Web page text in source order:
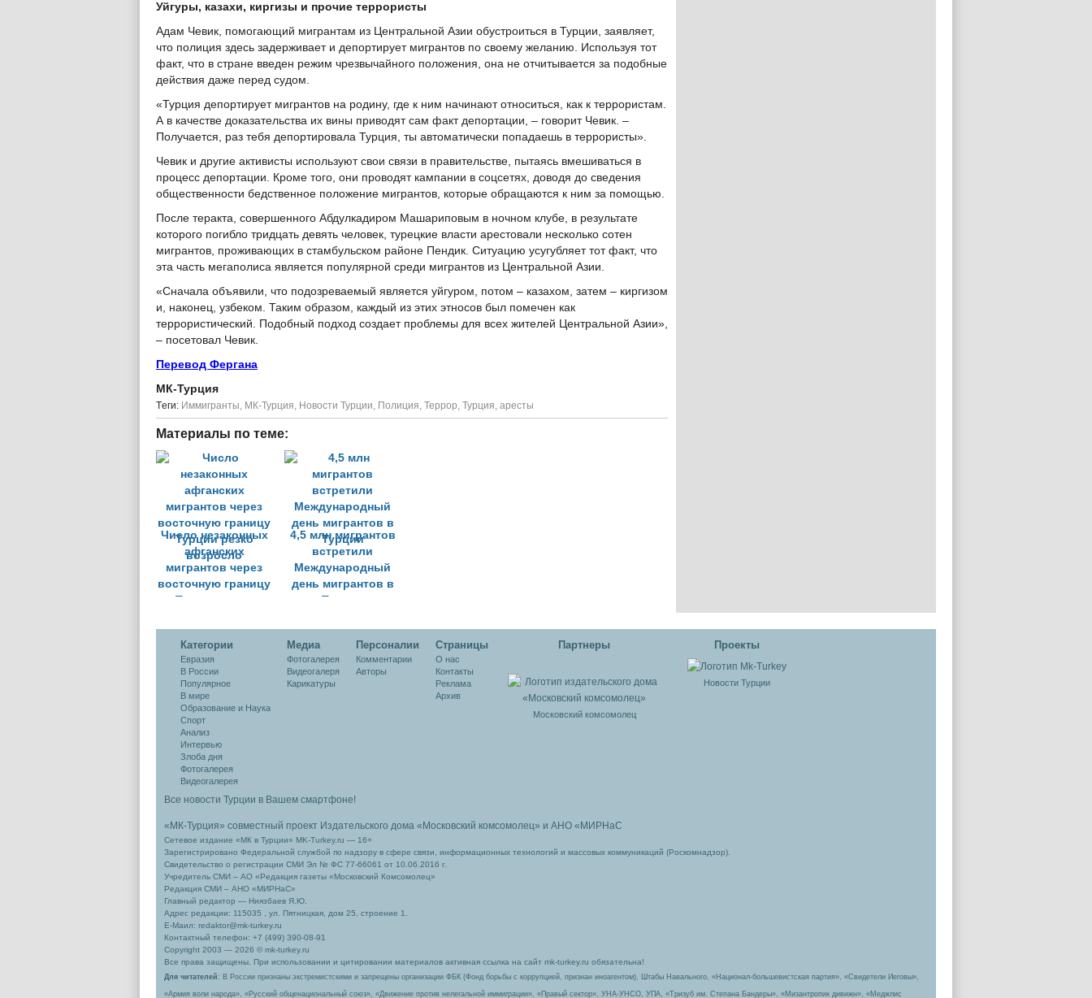
Уйгуры, казахи, киргизы и прочие террористы
Адам Чевик, помогающий мигрантам из Центральной Азии обустроиться в Турции, заявляет,
что полиция здесь задерживает и депортирует мигрантов по своему желанию. Используя тот
факт, что в стране введен режим чрезвычайного положения, она не отчитывается за подобные
действия даже перед судом.
«Турция депортирует мигрантов на родину, где к ним начинают относиться, как к террористам.
А в качестве доказательства их вины приводят сам факт депортации, – говорит Чевик. –
Получается, раз тебя депортировала Турция, ты автоматически попадаешь в террористы».
Чевик и другие активисты используют свои связи в правительстве, пытаясь вмешиваться в
процесс депортации. Кроме того, они проводят кампании в соцсетях, доводя до сведения
общественности бедственное положение мигрантов, которые обращаются к ним за помощью.
После теракта, совершенного Абдулкадиром Машариповым в ночном клубе, в результате
которого погибло тридцать девять человек, турецкие власти арестовали несколько сотен
мигрантов, проживающих в стамбульском районе Пендик. Ситуацию усугубляет тот факт, что
эта часть мегаполиса является популярной среди мигрантов из Центральной Азии.
«Сначала объявили, что подозреваемый является уйгуром, потом – казахом, затем – киргизом
и, наконец, узбеком. Таким образом, каждый из этих этносов был помечен как
террористический. Подобный подход создает проблемы для всех жителей Центральной Азии»,
– посетовал Чевик.
Перевод Фергана
МК-Турция
Tеги: Иммигранты, МК-Турция, Новости Турции, Полиция, Террор, Турция, аресты
Материалы по теме:
Число незаконных
афганских
мигрантов через
восточную границу
Турции резко
4,5 млн мигрантов
встретили
Международный
день мигрантов в
Турции
Категории
Евразия
В России
Популярное
В мире
Образование и Наука
Спорт
Анализ
Интервью
Злоба дня
Фотогалерея
Видеогалерея
Медиа
Фотогалерея
Видеогалеря
Карикатуры
Персоналии
Комментарии
Авторы
Cтраницы
О нас
Контакты
Реклама
Архив
Партнеры
Московский комсомолец
Проекты
Новости Турции
Все новости Турции в Вашем смартфоне!
«МК-Турция» совместный проект Издательского дома «Московский комсомолец» и АНО «МИРНаС
Сетевое издание «МК в Турции» MK-Turkey.ru — 16+
Зарегистрировано Федеральной службой по надзору в сфере связи, информационных технологий и массовых коммуникаций (Роскомнадзор).
Свидетельство о регистрации СМИ Эл № ФС 77-66061 от 10.06.2016 г.
Учредитель СМИ – АО «Редакция газеты «Московский Комсомолец»
Редакция СМИ – АНО «МИРНаС»
Главный редактор — Ниязбаев Я.Ю.
Адрес редакции: 115035 , ул. Пятницкая, дом 25, строение 1.
Е-Маил: redaktor@mk-turkey.ru
Контактный телефон: +7 (499) 390-08-91
Copyright 2003 — 2026 © mk-turkey.ru
Все права защищены. При использовании и цитировании материалов активная ссылка на сайт mk-turkey.ru обязательна!
Для читателей : В России признаны экстремистскими и запрещены организации ФБК (Фонд борьбы с коррупцией, признан иноагентом), Штабы Навального, «Национал-большевистская партия», «Свидетели Иеговы»,
«Армия воли народа», «Русский общенациональный союз», «Движение против нелегальной иммиграции», «Правый сектор», УНА-УНСО, УПА, «Тризуб им. Степана Бандеры», «Мизантропик дивижн», «Меджлис